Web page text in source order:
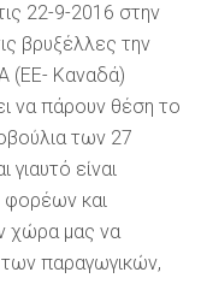
22-9-2016 στην
βρυξέλλες την
(ΕΕ- Kαναδά)
να πάρουν θέση το
των 27
είναι
φορέων και
χώρα μας να
των παραγωγικών,